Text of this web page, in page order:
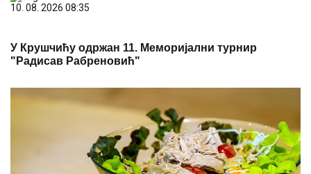
10. 08. 2026 08:35
У Крушчићу одржан 11. Меморијални турнир
"Радисав Рабреновић"